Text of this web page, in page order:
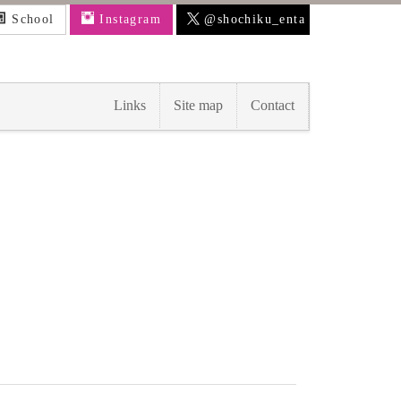
School Instagram @shochiku_enta
Links Site map Contact